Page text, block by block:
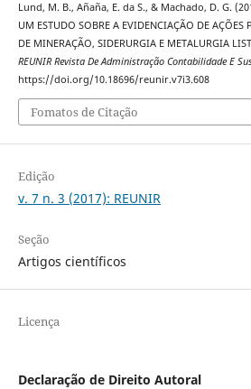
Lund, M. B., Añaña, E. da S., & Machado, D. G.
UM ESTUDO SOBRE A EVIDENCIAÇÃO DE AÇÕES
DE MINERAÇÃO, SIDERURGIA E METALURGIA
REUNIR Revista De Administração Contabilidade E
https://doi.org/10.18696/reunir.v7i3.608
Fomatos de Citação
Edição
v. 7 n. 3 (2017): REUNIR
Seção
Artigos científicos
Licença
Declaração de Direito Autoral